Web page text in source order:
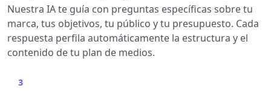
Nuestra IA te guía con preguntas específicas sobre tu
marca, tus objetivos, tu público y tu presupuesto. Cada
respuesta perfila automáticamente la estructura y el
contenido de tu plan de medios.
3